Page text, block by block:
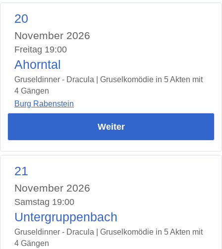
20
November 2026
Freitag 19:00
Ahorntal
Gruseldinner - Dracula | Gruselkomödie in 5 Akten mit
4 Gängen
Burg Rabenstein
Weiter
21
November 2026
Samstag 19:00
Untergruppenbach
Gruseldinner - Dracula | Gruselkomödie in 5 Akten mit
4 Gängen